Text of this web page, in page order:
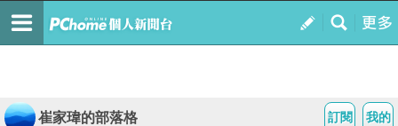
我的
訂閱
崔家瑋的部落格